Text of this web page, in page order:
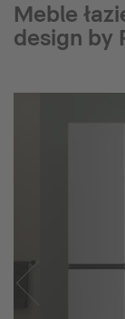
Meble
design by